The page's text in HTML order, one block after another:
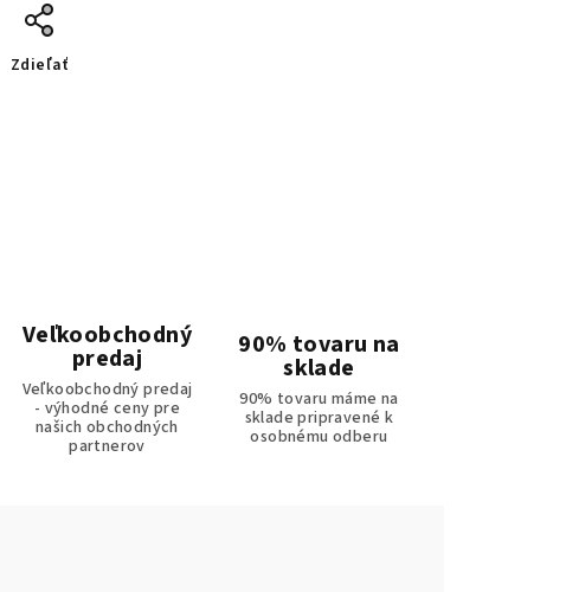
Zdieľať
Veľkoobchodný
predaj
Veľkoobchodný predaj
- výhodné ceny pre
našich obchodných
partnerov
90% tovaru na
sklade
90% tovaru máme na
sklade pripravené k
osobnému odberu